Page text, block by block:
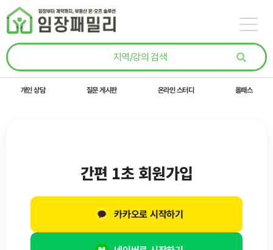
콘텐츠로
건너뛰기
개인 상담 질문 게시판 온라인 스터디 올패스
간편 1초 회원가입
카카오로 시작하기